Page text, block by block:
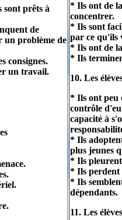
sont prêts à
de
un problème de
consignes.
un travail.
* Ils ont de
concentrer.
* Ils sont
par ce qu'ils
* Ils ont de
* Ils
10. Les
* Ils ont peu
contrôle
capacité à
* Ils
plus jeunes
* Ils
* Ils perdent
* Ils
dépendants.
11. Les